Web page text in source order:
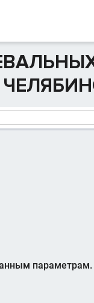
параметрам.